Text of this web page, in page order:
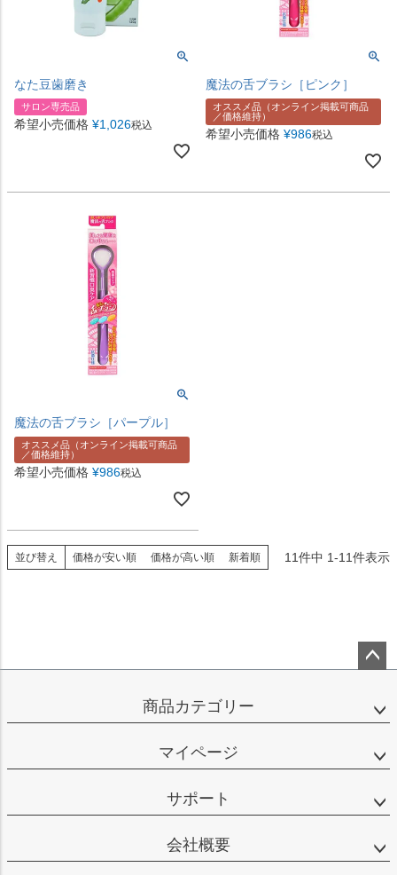
なた豆歯磨き
サロン専売品
希望小売価格 ¥1,026税込
魔法の舌ブラシ［ピンク］
オススメ品（オンライン掲載可商品
／価格維持）
希望小売価格 ¥986税込
魔法の舌ブラシ［パープル］
オススメ品（オンライン掲載可商品
／価格維持）
希望小売価格 ¥986税込
並び替え 価格が安い順 価格が高い順 新着順 11件中 1-11件表示
ップ
商品カテゴリー
マイページ
サポート
会社概要